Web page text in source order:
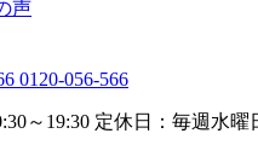
声
0120-056-566
～19:30 定休日：毎週水曜